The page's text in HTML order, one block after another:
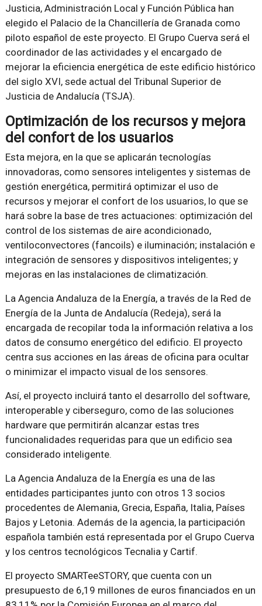
Justicia, Administración Local y Función Pública han
elegido el Palacio de la Chancillería de Granada como
piloto español de este proyecto. El Grupo Cuerva será el
coordinador de las actividades y el encargado de
mejorar la eficiencia energética de este edificio histórico
del siglo XVI, sede actual del Tribunal Superior de
Justicia de Andalucía (TSJA).
Optimización de los recursos y mejora
del confort de los usuarios
Esta mejora, en la que se aplicarán tecnologías
innovadoras, como sensores inteligentes y sistemas de
gestión energética, permitirá optimizar el uso de
recursos y mejorar el confort de los usuarios, lo que se
hará sobre la base de tres actuaciones: optimización del
control de los sistemas de aire acondicionado,
ventiloconvectores (fancoils) e iluminación; instalación e
integración de sensores y dispositivos inteligentes; y
mejoras en las instalaciones de climatización.
La Agencia Andaluza de la Energía, a través de la Red de
Energía de la Junta de Andalucía (Redeja), será la
encargada de recopilar toda la información relativa a los
datos de consumo energético del edificio. El proyecto
centra sus acciones en las áreas de oficina para ocultar
o minimizar el impacto visual de los sensores.
Así, el proyecto incluirá tanto el desarrollo del software,
interoperable y ciberseguro, como de las soluciones
hardware que permitirán alcanzar estas tres
funcionalidades requeridas para que un edificio sea
considerado inteligente.
La Agencia Andaluza de la Energía es una de las
entidades participantes junto con otros 13 socios
procedentes de Alemania, Grecia, España, Italia, Países
Bajos y Letonia. Además de la agencia, la participación
española también está representada por el Grupo Cuerva
y los centros tecnológicos Tecnalia y Cartif.
El proyecto SMARTeeSTORY, que cuenta con un
presupuesto de 6,19 millones de euros financiados en un